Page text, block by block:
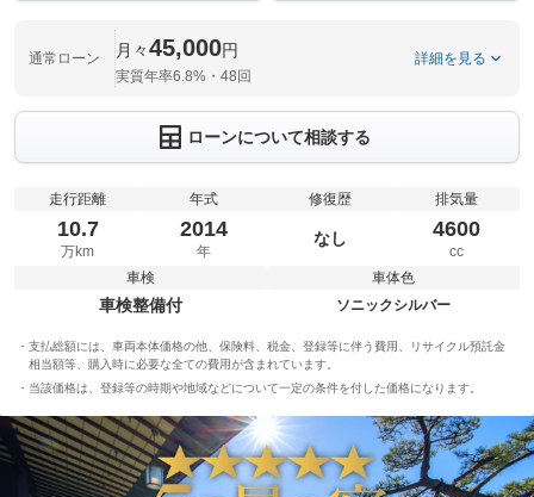
通常ローン 月々45,000円
実質年率6.8%・48回
詳細を見る
ローンについて相談する
走行距離
10.7
万km
年式
2014
年
修復歴
なし
排気量
4600
cc
車検
車検整備付
車体色
ソニックシルバー
支払総額には、車両本体価格の他、保険料、税金、登録等に伴う費用、リサイクル預託金
相当額等、購入時に必要な全ての費用が含まれています。
当該価格は、登録等の時期や地域などについて一定の条件を付した価格になります。